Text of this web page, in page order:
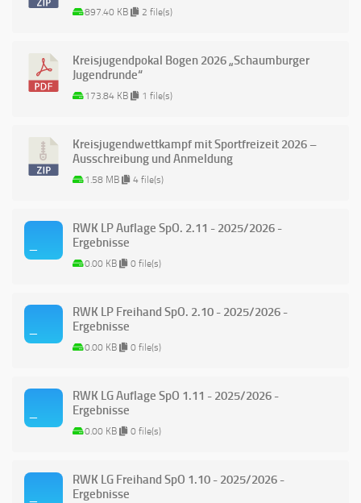
897.40 KB 2 file(s)
Kreisjugendpokal Bogen 2026 „Schaumburger
Jugendrunde“
173.84 KB 1 file(s)
Kreisjugendwettkampf mit Sportfreizeit 2026 –
Ausschreibung und Anmeldung
1.58 MB 4 file(s)
RWK LP Auflage SpO. 2.11 - 2025/2026 -
Ergebnisse
0.00 KB 0 file(s)
RWK LP Freihand SpO. 2.10 - 2025/2026 -
Ergebnisse
0.00 KB 0 file(s)
RWK LG Auflage SpO 1.11 - 2025/2026 -
Ergebnisse
0.00 KB 0 file(s)
RWK LG Freihand SpO 1.10 - 2025/2026 -
Ergebnisse